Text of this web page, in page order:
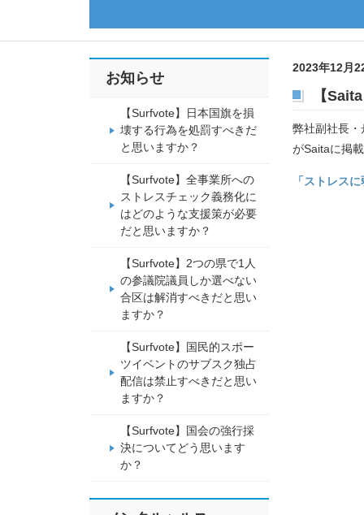
2023年12月
【
弊社副社長
がSaitaに掲
「ストレス
お知らせ
【Surfvote】日本国旗を損
壊する行為を処罰すべきだ
と思いますか？
【Surfvote】全事業所への
ストレスチェック義務化に
はどのような支援策が必要
だと思いますか？
【Surfvote】2つの県で1人
の参議院議員しか選べない
合区は解消すべきだと思い
ますか？
【Surfvote】国民的スポー
ツイベントのサブスク独占
配信は禁止すべきだと思い
ますか？
【Surfvote】国会の強行採
決についてどう思います
か？